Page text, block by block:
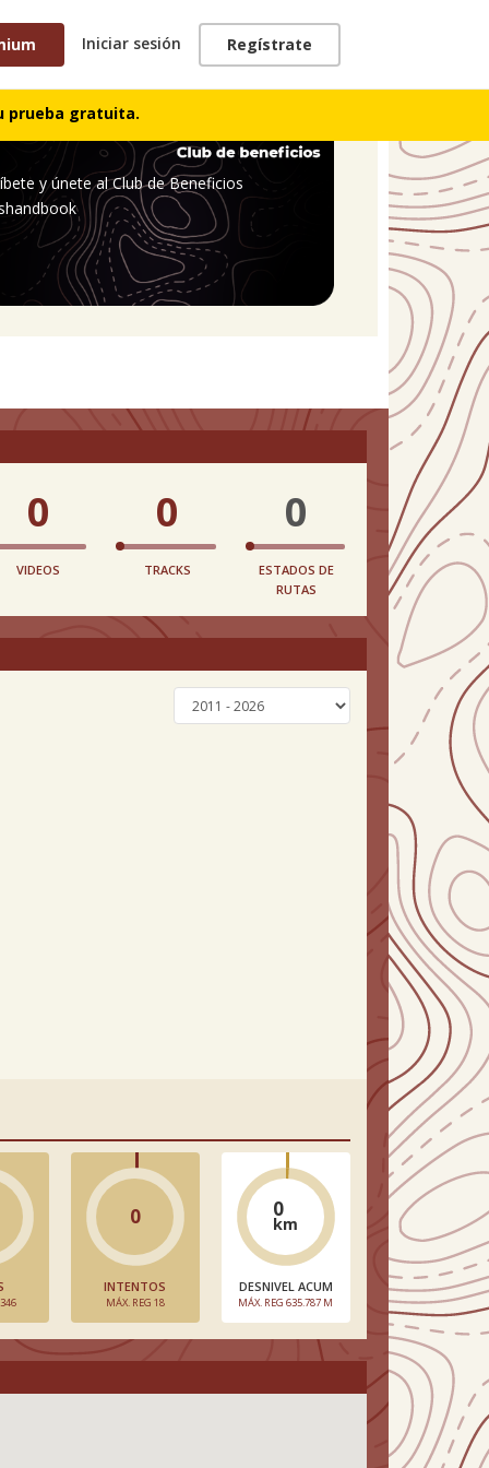
Iniciar sesión Regístrate
prueba gratuita.
y únete al Club de Beneficios
0
VIDEOS
0
TRACKS
0
ESTADOS DE
RUTAS
0
INTENTOS
MÁX. REG 18
0
km
DESNIVEL ACUM
MÁX. REG 635.787 M